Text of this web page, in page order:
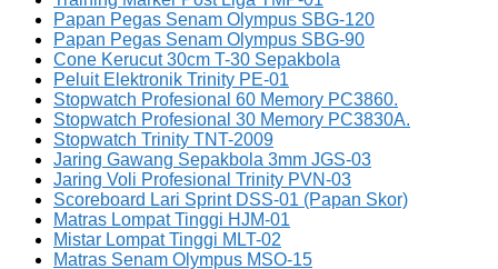
Papan Pegas Senam Olympus SBG-120
Papan Pegas Senam Olympus SBG-90
Cone Kerucut 30cm T-30 Sepakbola
Peluit Elektronik Trinity PE-01
Stopwatch Profesional 60 Memory PC3860.
Stopwatch Profesional 30 Memory PC3830A.
Stopwatch Trinity TNT-2009
Jaring Gawang Sepakbola 3mm JGS-03
Jaring Voli Profesional Trinity PVN-03
Scoreboard Lari Sprint DSS-01 (Papan Skor)
Matras Lompat Tinggi HJM-01
Mistar Lompat Tinggi MLT-02
Matras Senam Olympus MSO-15